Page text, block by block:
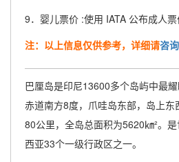
9．婴儿票价 :使用 IATA 公布成人
注：以上信息仅供参考，详细请咨
巴厘岛是印尼13600多个岛屿中最
赤道南方8度，爪哇岛东部，岛上
80公里，全岛总面积为5620㎞²。
西亚33个一级行政区之一。